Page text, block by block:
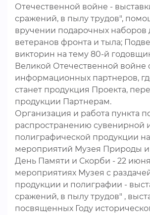
Отечественной войне -
сражений, в пылу трудов",
вручении подарочных наборов
ветеранов фронта и тыла;
викторин на тему 80-й
Великой Отечественной войне
информационных партнеров,
станет продукция Проекта,
продукции Партнерам.
Организация и работа пункта
распространению сувенирной
полиграфической продукции
мероприятий Музея Природы и
День Памяти и Скорби - 22
мероприятиях Музея с
продукции и полиграфии -
сражений, в пылу трудов" ,
посвященных Году